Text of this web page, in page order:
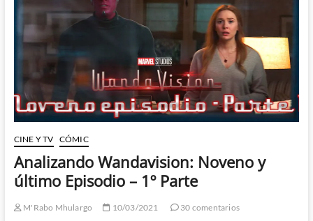
2º
Parte
CINE Y TV CÓMIC
Analizando Wandavision: Noveno y
último Episodio – 1º Parte
M'Rabo Mhulargo 10/03/2021
30 comentarios